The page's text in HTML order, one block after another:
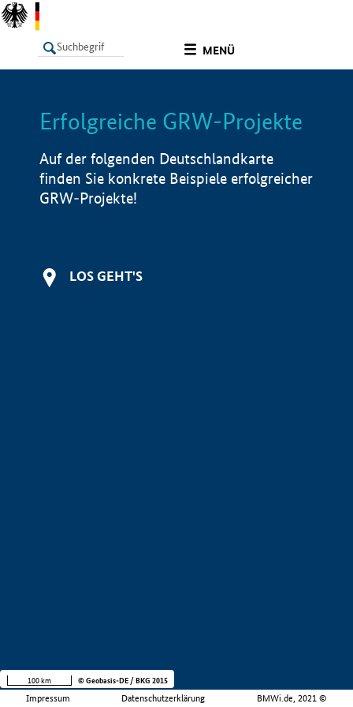
MENÜ
LISTE Info
Erfolgreiche GRW-Projekte
Auf der folgenden Deutschlandkarte
finden Sie konkrete Beispiele erfolgreicher
GRW-Projekte!
LOS GEHT'S
Impressum Datenschutzerklärung BMWi.de, 2021 ©
100 km © Geobasis-DE / BKG 2015